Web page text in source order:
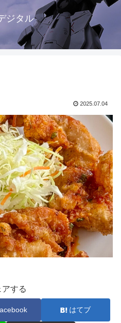
ジタル
2025.07.04
アする
はてブ